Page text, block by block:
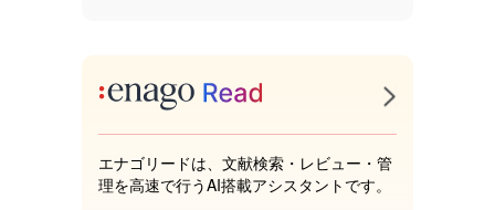
エナゴリードは、文献検索・レビュー・管
理を高速で行うAI搭載アシスタントです。